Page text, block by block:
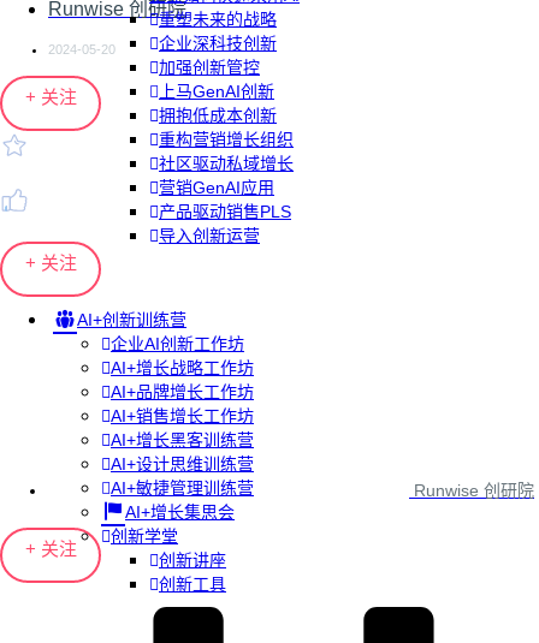
重塑未来的战略
企业深科技创新
加强创新管控
上马GenAI创新
拥抱低成本创新
重构营销增长组织
社区驱动私域增长
营销GenAI应用
产品驱动销售PLS
导入创新运营
AI+创新训练营
企业AI创新工作坊
AI+增长战略工作坊
AI+品牌增长工作坊
AI+销售增长工作坊
AI+增长黑客训练营
AI+设计思维训练营
AI+敏捷管理训练营
AI+增长集思会
创新学堂
创新讲座
创新工具
Runwise 创研院
2024-05-20
+ 关注
+ 关注
Runwise 创研院
+ 关注